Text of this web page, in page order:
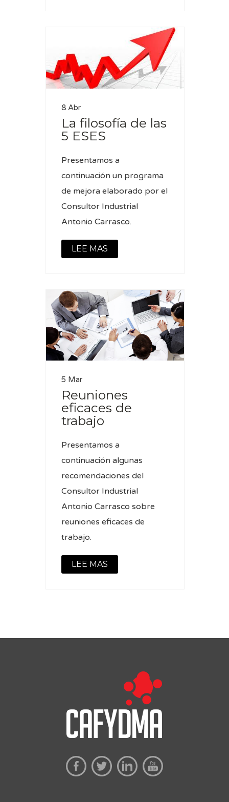
8 Abr
La filosofía de las
5 ESES
Presentamos a
continuación un programa
de mejora elaborado por el
Consultor Industrial
Antonio Carrasco.
LEE MAS
5 Mar
Reuniones
eficaces de
trabajo
Presentamos a
continuación algunas
recomendaciones del
Consultor Industrial
Antonio Carrasco sobre
reuniones eficaces de
trabajo.
LEE MAS